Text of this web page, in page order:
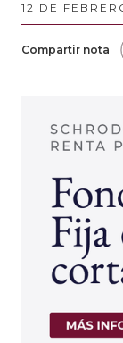
12 DE
Compartir nota